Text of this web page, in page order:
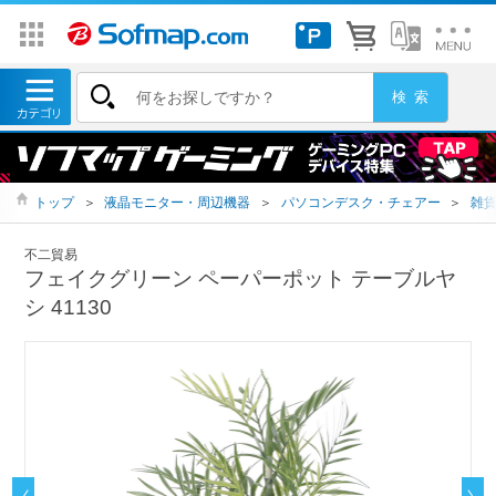
トップ ＞ 液晶モニター・周辺機器 ＞ パソコンデスク・チェアー ＞ 雑貨
不二貿易
フェイクグリーン ペーパーポット テーブルヤ
シ 41130